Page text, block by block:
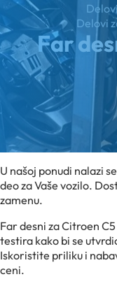
Far
Delovi
U našoj ponudi nalazi
deo za Vaše vozilo.
zamenu.
Far desni za Citroen
testira kako bi se
Iskoristite priliku i
ceni.